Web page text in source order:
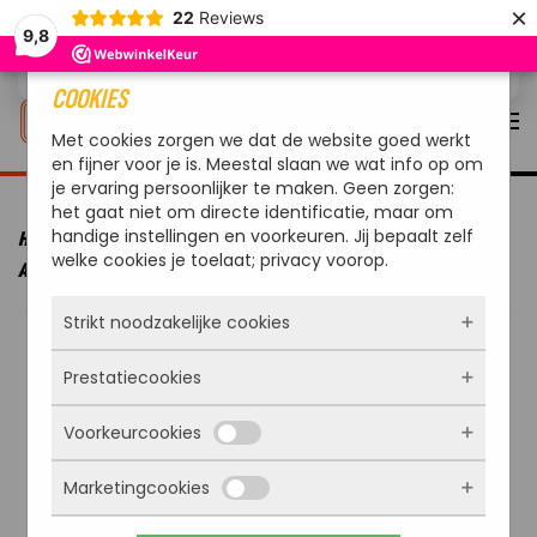
9,8
22 Reviews ×
Overslaan en naar de inhoud gaan
HOME MERKEN OUTDOORCHEF
OUTDOORCHEF BBQ
ACCESSOIRE ROOSTER DIAMANT 420
COOKIES
Met cookies zorgen we dat de website goed werkt
en fijner voor je is. Meestal slaan we wat info op om
je ervaring persoonlijker te maken. Geen zorgen:
het gaat niet om directe identificatie, maar om
handige instellingen en voorkeuren. Jij bepaalt zelf
welke cookies je toelaat; privacy voorop.
Strikt noodzakelijke cookies
Deze cookies zorgen ervoor dat de website
überhaupt werkt. Ze zijn dus altijd actief en
kunnen niet worden uitgezet. Meestal worden
ze alleen geplaatst als jij iets doet, zoals
inloggen, een formulier invullen of je
privacyvoorkeuren opslaan. Je kunt je browser
zo instellen dat hij deze cookies blokkeert of je
Prestatiecookies
Met deze cookies zien we hoe vaak onze site
bezocht wordt, waar bezoekers vandaan
komen en welke pagina’s populair zijn. Zo
kunnen we de website blijven verbeteren.
Voorkeurcookies
Deze cookies onthouden jouw voorkeuren.
Bijvoorbeeld taalkeuze of ingevulde gegevens.
Marketingcookies